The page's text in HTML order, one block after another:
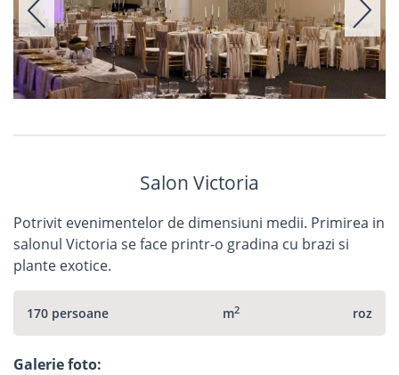
Salon Victoria
Potrivit evenimentelor de dimensiuni medii. Primirea in
salonul Victoria se face printr-o gradina cu brazi si
plante exotice.
170 persoane m2 roz
Galerie foto: